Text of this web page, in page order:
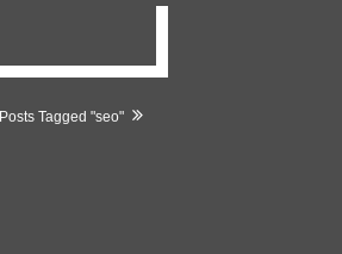
Posts Tagged "seo"